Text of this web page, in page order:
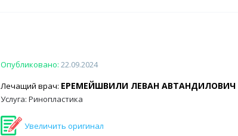
Опубликовано: 22.09.2024
Лечащий врач: ЕРЕМЕЙШВИЛИ ЛЕВАН АВТАНДИЛОВИЧ
Услуга: Ринопластика
Увеличить оригинал